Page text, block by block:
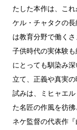
たした本作は、こ
ケル・チャタクの
は教育分野で働く
子供時代の実体験
にとっても馴染み
立て、正義や真実
試みは、ミヒャエ
た名匠の作風を彷
ネケ監督の代表作